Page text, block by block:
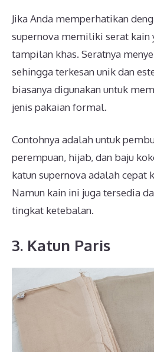
Jika Anda memperhatikan
supernova memiliki serat kain
tampilan khas. Seratnya
sehingga terkesan unik dan
biasanya digunakan untuk
jenis pakaian formal.
Contohnya adalah untuk
perempuan, hijab, dan baju
katun supernova adalah cepat
Namun kain ini juga tersedia
tingkat ketebalan.
3. Katun Paris